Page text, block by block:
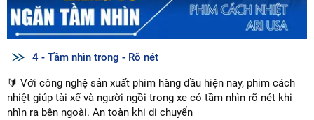
4 - Tầm nhìn trong - Rõ nét
🔰 Với công nghệ sản xuất phim hàng đầu hiện nay, phim cách
nhiệt giúp tài xế và người ngồi trong xe có tầm nhìn rõ nét khi
nhìn ra bên ngoài. An toàn khi di chuyển